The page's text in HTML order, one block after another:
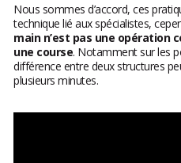
Nous sommes d’accord, ces
technique lié aux spécialistes,
main n’est pas une opération
une course. Notamment sur les
différence entre deux structures
plusieurs minutes.